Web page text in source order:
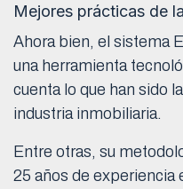
Mejores prácticas de
Ahora bien, el sistema
una herramienta
cuenta lo que han sido
industria inmobiliaria.
Entre otras, su
25 años de experiencia